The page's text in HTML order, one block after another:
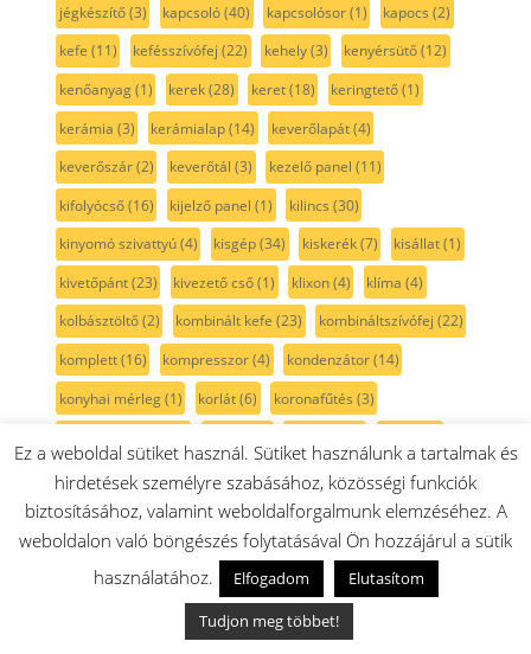
jégkészítő(3) kapcsoló(40) kapcsolósor(1) kapocs (2)
kefe (11) kefésszívófej (22) kehely(3) kenyérsütő(12)
kenőanyag(1) kerek(28) keret(18) keringtető(1)
kerámia (3) kerámialap(14) keverőlapát(4)
keverőszár(2) keverőtál (3) kezelő panel (11)
kifolyócső(16) kijelző panel (1) kilincs (30)
kinyomó szivattyú(4) kisgép(34) kiskerék(7) kisállat(1)
kivetőpánt(23) kivezető cső(1) klixon(4) klíma (4)
kolbásztöltő(2) kombinált kefe (23) kombináltszívófej (22)
komplett(16) kompresszor(4) kondenzátor(14)
konyhai mérleg(1) korlát(6) koronafűtés (3)
kuplung(8) kutyaszőr(1) kábel(9) kábeldob(1)
kávédaráló(3) kávéfőző(1) kémény(1) kés(16)
késtisztító(1) készlet(38) kétszintes(4) kézimixer(5)
körfütés(8) körfűtőbetét (5) kör fűtőbetét(5)
középső(9) külső(27)
Ez a weboldal sütiket használ. Sütiket használunk a tartalmak és
hirdetések személyre szabásához, közösségi funkciók
biztosításához, valamint weboldalforgalmunk elemzéséhez. A
weboldalon való böngészés folytatásával Ön hozzájárul a sütik
használatához.
Elfogadom
Elutasítom
Tudjon meg többet!